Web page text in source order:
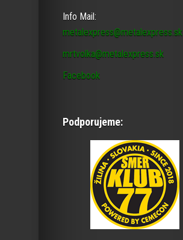
Info Mail:
metalexpress@metalexpress.sk
mrtvolka@metalexpress.sk
Facebook
Podporujeme: